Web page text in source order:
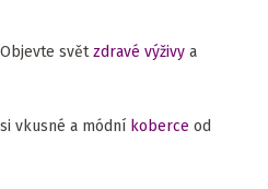
světzdravé výživy a
vkusné a módní koberce od